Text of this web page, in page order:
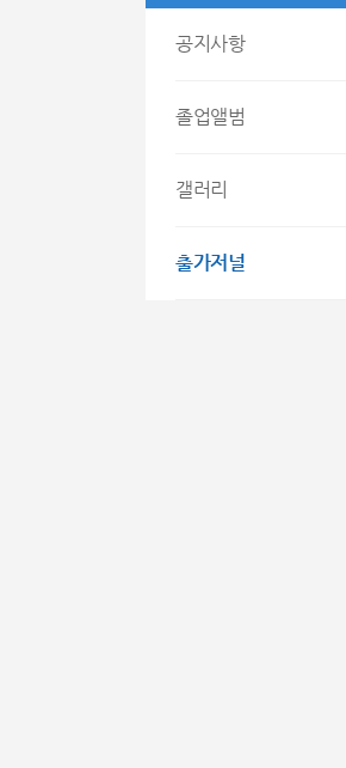
공지사항
졸업앨범
갤러리
출가저널